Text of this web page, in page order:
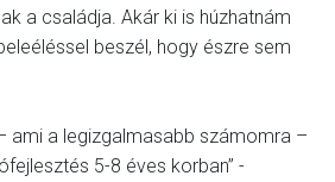
a családja. Akár ki is húzhatnám
beszél, hogy észre sem
ami a legizgalmasabb számomra –
5-8 éves korban” -